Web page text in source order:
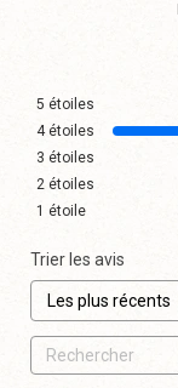
5 étoiles
4étoiles
3 étoiles
2 étoiles
1 étoile
Trier les avis